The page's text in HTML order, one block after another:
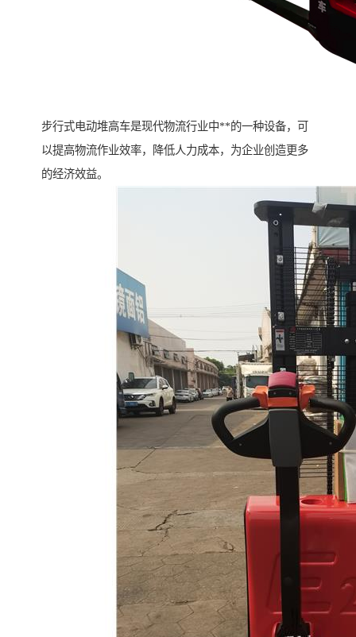
步行式电动堆高车是现代物流行业中**的一种设备，可
以提高物流作业效率，降低人力成本，为企业创造更多
的经济效益。